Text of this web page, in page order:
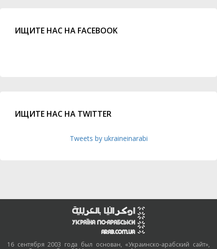
ИЩИТЕ НАС НА FACEBOOK
ИЩИТЕ НАС НА TWITTER
Tweets by ukraineinarabi
16 сентября 2003 года был основан, «Украинско-арабский сайт»,